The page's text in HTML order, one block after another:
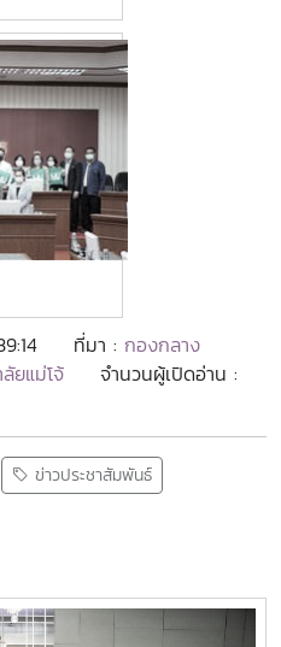
ที่มา : กองกลาง
ยแม่โจ้
จำนวนผู้เปิดอ่าน :
ข่าวประชาสัมพันธ์